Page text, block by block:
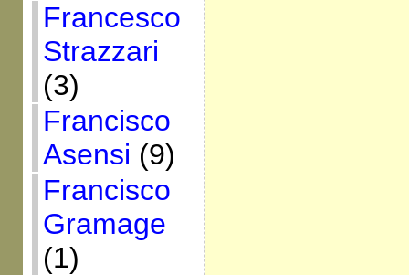
Francesco
Strazzari
(3)
Francisco
Asensi (9)
Francisco
Gramage
(1)